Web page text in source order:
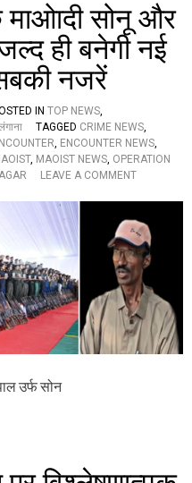
च
र्चा
,
ह
औ
र
भी
ब
हु
त
कु
छ
…
सोनू और
ही बनेगी नई
सबकी नजरें
IN TOP NEWS,
TAGGED CRIME NEWS,
, ENCOUNTER NEWS,
, MAOIST NEWS, OPERATION
LEAVE A COMMENTO
त्म
स
म
ण
क
र
चु
के
आ
उर्फ ​​सोन